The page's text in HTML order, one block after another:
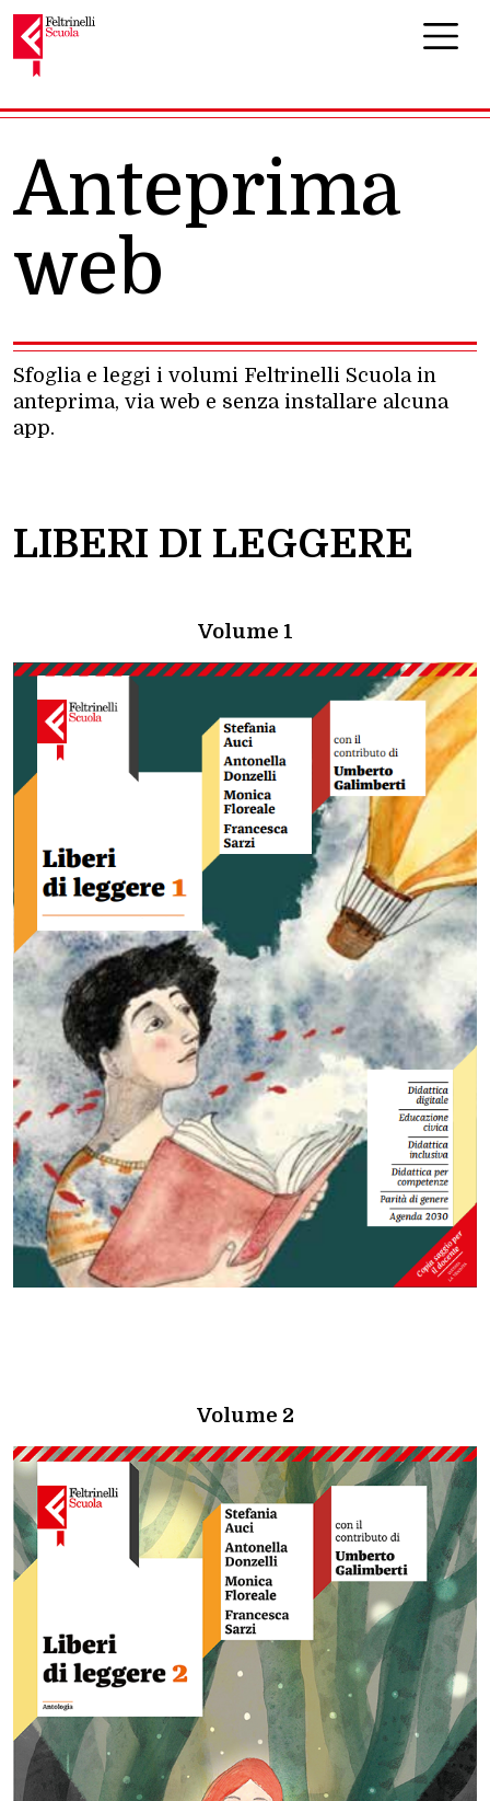
Navigazione principale
Anteprima
web
Sfoglia e leggi i volumi Feltrinelli Scuola in
anteprima, via web e senza installare alcuna
app.
LIBERI DI LEGGERE
Volume 1
Volume 2